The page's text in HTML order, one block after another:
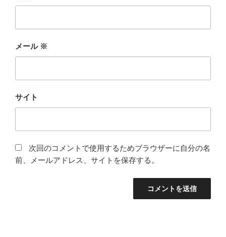
メール ※
サイト
次回のコメントで使用するためブラウザーに自分の名
前、メールアドレス、サイトを保存する。